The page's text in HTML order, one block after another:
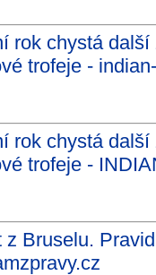
rok chystá
trofeje -
rok chystá
trofeje -
z Bruselu.